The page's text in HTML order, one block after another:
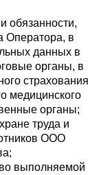
обязанности,
Оператора, в
данных в
органы, в
страхования
медицинского
органы;
труда и
ООО
выполняемой